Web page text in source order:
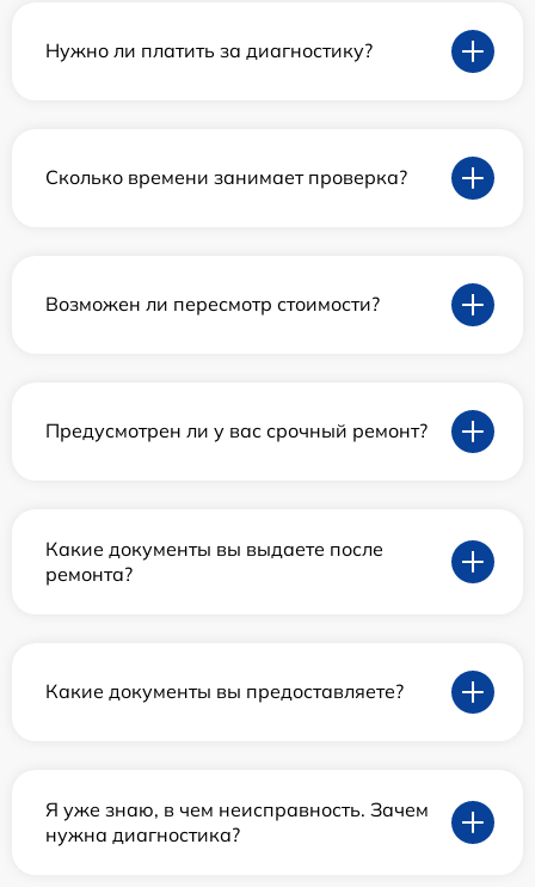
Нужно ли платить за диагностику?
Сколько времени занимает проверка?
Возможен ли пересмотр стоимости?
Предусмотрен ли у вас срочный ремонт?
Какие документы вы выдаете после
ремонта?
Какие документы вы предоставляете?
Я уже знаю, в чем неисправность. Зачем
нужна диагностика?